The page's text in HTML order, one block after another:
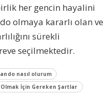
her gencin hayalini
olmaya kararlı olan ve
sürekli
seçilmektedir.
nasıl olurum
İçin Gereken Şartlar